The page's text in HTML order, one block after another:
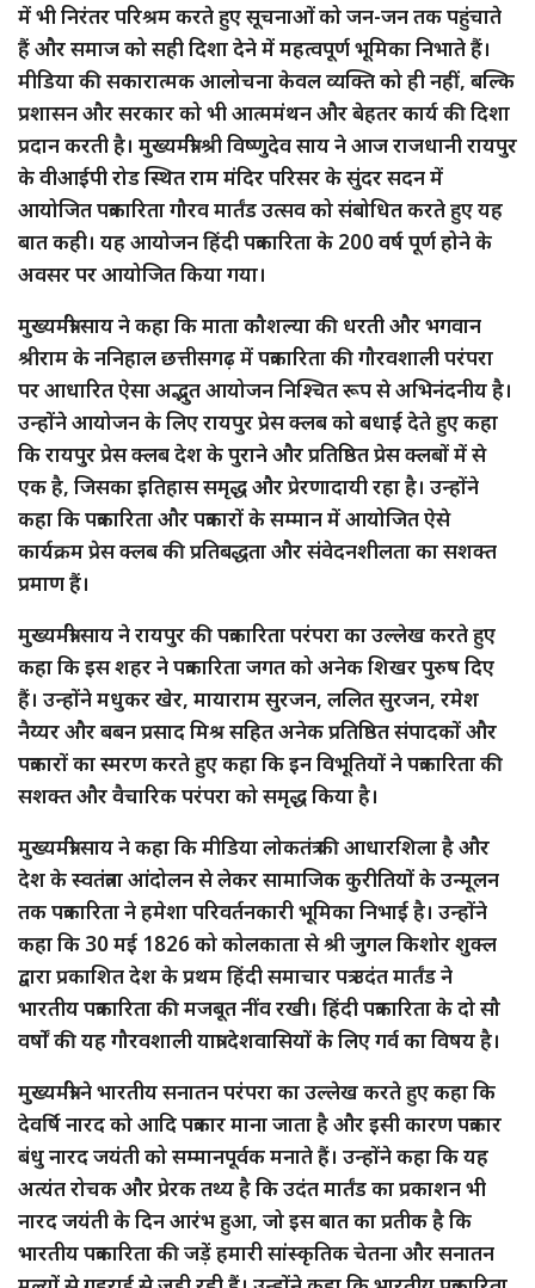
में भी निरंतर परिश्रम करते हुए सूचनाओं को जन-जन तक पहुंचाते
हैं और समाज को सही दिशा देने में महत्वपूर्ण भूमिका निभाते हैं।
मीडिया की सकारात्मक आलोचना केवल व्यक्ति को ही नहीं, बल्कि
प्रशासन और सरकार को भी आत्ममंथन और बेहतर कार्य की दिशा
प्रदान करती है। मुख्यमंत्री श्री विष्णुदेव साय ने आज राजधानी रायपुर
के वीआईपी रोड स्थित राम मंदिर परिसर के सुंदर सदन में
आयोजित पत्रकारिता गौरव मार्तंड उत्सव को संबोधित करते हुए यह
बात कही। यह आयोजन हिंदी पत्रकारिता के 200 वर्ष पूर्ण होने के
अवसर पर आयोजित किया गया।
मुख्यमंत्री साय ने कहा कि माता कौशल्या की धरती और भगवान
श्रीराम के ननिहाल छत्तीसगढ़ में पत्रकारिता की गौरवशाली परंपरा
पर आधारित ऐसा अद्भुत आयोजन निश्चित रूप से अभिनंदनीय है।
उन्होंने आयोजन के लिए रायपुर प्रेस क्लब को बधाई देते हुए कहा
कि रायपुर प्रेस क्लब देश के पुराने और प्रतिष्ठित प्रेस क्लबों में से
एक है, जिसका इतिहास समृद्ध और प्रेरणादायी रहा है। उन्होंने
कहा कि पत्रकारिता और पत्रकारों के सम्मान में आयोजित ऐसे
कार्यक्रम प्रेस क्लब की प्रतिबद्धता और संवेदनशीलता का सशक्त
प्रमाण हैं।
मुख्यमंत्री साय ने रायपुर की पत्रकारिता परंपरा का उल्लेख करते हुए
कहा कि इस शहर ने पत्रकारिता जगत को अनेक शिखर पुरुष दिए
हैं। उन्होंने मधुकर खेर, मायाराम सुरजन, ललित सुरजन, रमेश
नैय्यर और बबन प्रसाद मिश्र सहित अनेक प्रतिष्ठित संपादकों और
पत्रकारों का स्मरण करते हुए कहा कि इन विभूतियों ने पत्रकारिता की
सशक्त और वैचारिक परंपरा को समृद्ध किया है।
मुख्यमंत्री साय ने कहा कि मीडिया लोकतंत्र की आधारशिला है और
देश के स्वतंत्रता आंदोलन से लेकर सामाजिक कुरीतियों के उन्मूलन
तक पत्रकारिता ने हमेशा परिवर्तनकारी भूमिका निभाई है। उन्होंने
कहा कि 30 मई 1826 को कोलकाता से श्री जुगल किशोर शुक्ल
द्वारा प्रकाशित देश के प्रथम हिंदी समाचार पत्र उदंत मार्तंड ने
भारतीय पत्रकारिता की मजबूत नींव रखी। हिंदी पत्रकारिता के दो सौ
वर्षों की यह गौरवशाली यात्रा देशवासियों के लिए गर्व का विषय है।
मुख्यमंत्री ने भारतीय सनातन परंपरा का उल्लेख करते हुए कहा कि
देवर्षि नारद को आदि पत्रकार माना जाता है और इसी कारण पत्रकार
बंधु नारद जयंती को सम्मानपूर्वक मनाते हैं। उन्होंने कहा कि यह
अत्यंत रोचक और प्रेरक तथ्य है कि उदंत मार्तंड का प्रकाशन भी
नारद जयंती के दिन आरंभ हुआ, जो इस बात का प्रतीक है कि
भारतीय पत्रकारिता की जड़ें हमारी सांस्कृतिक चेतना और सनातन